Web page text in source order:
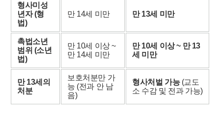
형사미성
년자 (형
법)
만 14세 미만 만 13세 미만
촉법소년
범위 (소년
법)
만 10세 이상 ~
만 14세 미만
만 10세 이상 ~ 만 13
세 미만
만 13세의
처분
보호처분만 가
능 (전과 안 남
음)
형사처벌 가능(교도
소 수감 및 전과 가능)